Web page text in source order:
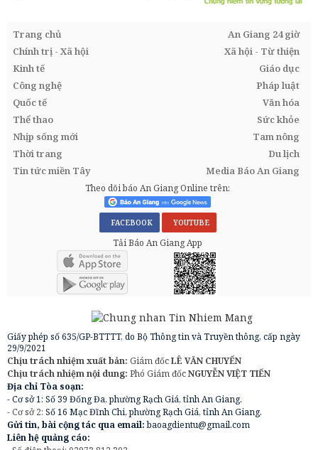
Trang chủ
An Giang 24 giờ
Chính trị - Xã hội
Xã hội - Từ thiện
Kinh tế
Giáo dục
Công nghệ
Pháp luật
Quốc tế
Văn hóa
Thể thao
Sức khỏe
Nhịp sống mới
Tam nông
Thời trang
Du lịch
Tin tức miền Tây
Media Báo An Giang
Theo dõi báo An Giang Online trên:
FACEBOOK YOUTUBE
Tải Báo An Giang App
Giấy phép số 635/GP-BTTTT, do Bộ Thông tin và Truyền thông, cấp ngày
29/9/2021
Chịu trách nhiệm xuất bản: Giám đốcLÊ VĂN CHUYỂN
Chịu trách nhiệm nội dung: Phó Giám đốcNGUYỄN VIỆT TIẾN
Địa chỉ Tòa soạn:
- Cơ sở 1: Số 39 Đống Đa, phường Rạch Giá, tỉnh An Giang.
- Cơ sở 2: Số 16 Mạc Đĩnh Chi, phường Rạch Giá, tỉnh An Giang.
Gửi tin, bài cộng tác qua email:baoagdientu@gmail.com
Liên hệ quảng cáo: